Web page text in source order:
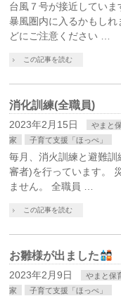
台風７号が接近していま
暴風圏内に入るかもし
どにご注意ください …
この記事を読む
消化訓練(全職員)
2023年2月15日 やまと
家
子育て支援「ほっぺ」
毎月、消火訓練と避難
審者)を行っています。
ません。 全職員 …
この記事を読む
お雛様が出ました
2023年2月9日 やまと保
家
子育て支援「ほっぺ」